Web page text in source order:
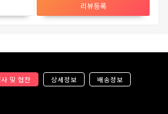
리뷰등록
및 협찬 상세정보 배송정보